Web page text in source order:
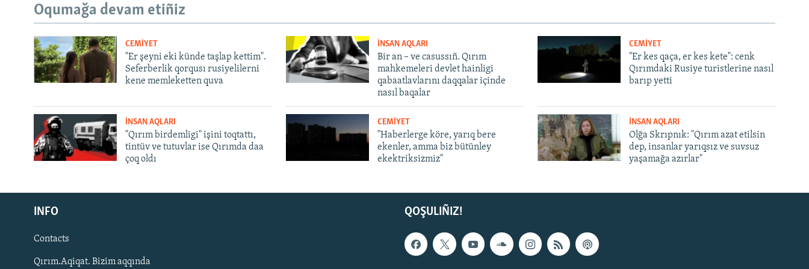
Русский
Українською
QOŞULIÑIZ!
Oqumağa devam etiñiz
CEMİYET
"Er şeyni eki künde taşlap kettim".
Seferberlik qorqusı rusiyelilerni
kene memleketten quva
İNSAN AQLARI
Bir an – ve casussıñ. Qırım
mahkemeleri devlet hainligi
qabaatlavlarını daqqalar içinde
nasıl baqalar
CEMİYET
"Er kes qaça, er kes kete": cenk
Qırımdaki Rusiye turistlerine nasıl
barıp yetti
İNSAN AQLARI
"Qırım birdemligi" işini toqtattı,
tintüv ve tutuvlar ise Qırımda daa
çoq oldı
CEMİYET
"Haberlerge köre, yarıq bere
ekenler, amma biz bütünley
ekektriksizmiz"
İNSAN AQLARI
Olğa Skrıpnık: "Qırım azat etilsin
dep, insanlar yarıqsız ve suvsuz
yaşamağa azırlar"
QOŞULIÑIZ!
INFO
Contacts
Qırım.Aqiqat. Bizim aqqında